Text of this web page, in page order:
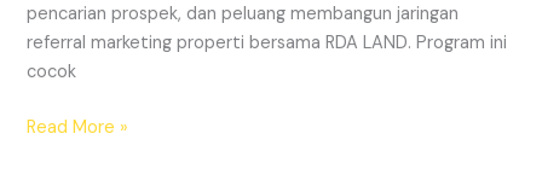
pencarian prospek, dan peluang membangun jaringan
referral marketing properti bersama RDA LAND. Program ini
cocok
Read More »